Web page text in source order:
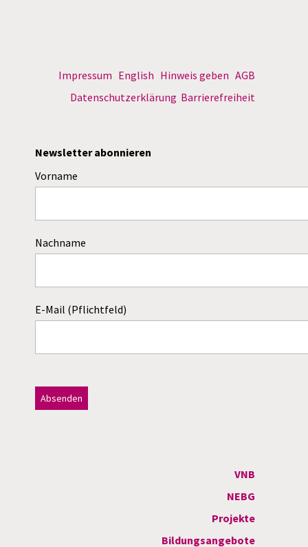
Impressum English Hinweis geben AGB
Datenschutzerklärung Barrierefreiheit
Newsletter abonnieren
Vorname
Nachname
E-Mail (Pflichtfeld)
VNB
NEBG
Projekte
Bildungsangebote